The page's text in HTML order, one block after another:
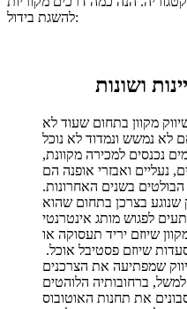
להשגת בידול:
ושונות
מקוון בתחום שעוד לא
נמשש ונמדוד לא נוכל
נכנסים למכירה מקוונת,
נעליים ואבזרי אופנה הם
בשנים האחרונות.
שנוגע בצרכן בתחום שהוא
לפגוש מותג אינטרנטי
שיוזם יריד תעסוקה או
שיוזם פסטיבל אוכל.
שמפתיעה את הצרכנים
ברחובותיה הלוהטים
את תחנות האוטובוס